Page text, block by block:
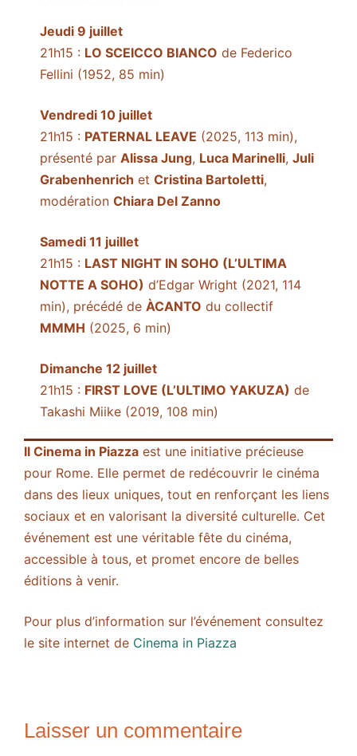
Jeudi 9 juillet
21h15 : LO SCEICCO BIANCO de Federico
Fellini (1952, 85 min)
Vendredi 10 juillet
21h15 : PATERNAL LEAVE (2025, 113 min),
présenté par Alissa Jung, Luca Marinelli, Juli
Grabenhenrich et Cristina Bartoletti,
modération Chiara Del Zanno
Samedi 11 juillet
21h15 : LAST NIGHT IN SOHO (L’ULTIMA
NOTTE A SOHO) d’Edgar Wright (2021, 114
min), précédé de ÀCANTO du collectif
MMMH (2025, 6 min)
Dimanche 12 juillet
21h15 : FIRST LOVE (L’ULTIMO YAKUZA) de
Takashi Miike (2019, 108 min)
Il Cinema in Piazza est une initiative précieuse
pour Rome. Elle permet de redécouvrir le cinéma
dans des lieux uniques, tout en renforçant les liens
sociaux et en valorisant la diversité culturelle. Cet
événement est une véritable fête du cinéma,
accessible à tous, et promet encore de belles
éditions à venir.
Pour plus d’information sur l’événement consultez
le site internet de Cinema in Piazza
Laisser un commentaire